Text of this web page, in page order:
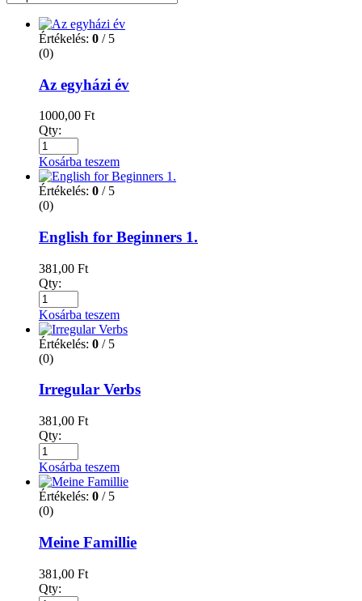
Értékelés: 0 / 5
(0)
Az egyházi év
1000,00 Ft
Qty:
Kosárba teszem
Értékelés: 0 / 5
(0)
English for Beginners 1.
381,00 Ft
Qty:
Kosárba teszem
Értékelés: 0 / 5
(0)
Irregular Verbs
381,00 Ft
Qty:
Kosárba teszem
Értékelés: 0 / 5
(0)
Meine Famillie
381,00 Ft
Qty: